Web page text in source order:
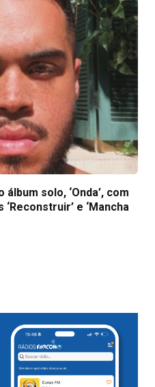
solo, ‘Onda’, com
e ‘Mancha